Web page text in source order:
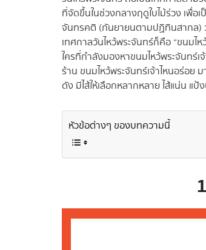
ที่จัดขึ้นในช่วงกลางฤดูใบไม้ร่วง เพื่
จันทรคติ (กันยายนตามปฏิทินสากล)
เทศกาลวันไหว้พระจันทร์ก็คือ “ขนม
ใครที่กำลังมองหาขนมไหว้พระจันทร์
ร้าน ขนมไหว้พระจันทร์เจ้าไหนอร่อย
ดัง มีไส้ให้เลือกหลากหลาย ไส้แน่น แ
หัวข้อต่างๆ ของบทความนี้